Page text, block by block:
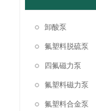
卸酸泵
氟塑料脱硫泵
四氟磁力泵
氟塑料磁力泵
氟塑料合金泵